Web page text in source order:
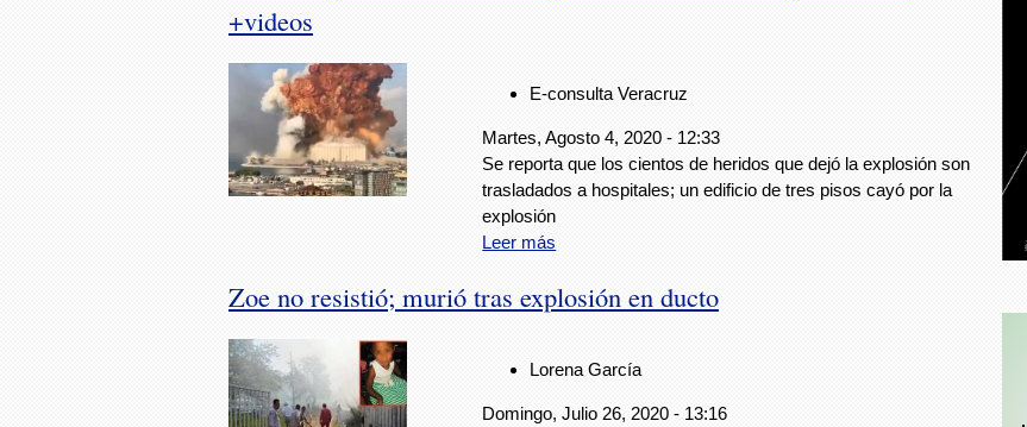
+videos
E-consulta Veracruz
Martes, Agosto 4, 2020 - 12:33
Se reporta que los cientos de heridos que dejó la explosión son
trasladados a hospitales; un edificio de tres pisos cayó por la
explosión
Leer más
Zoe no resistió; murió tras explosión en ducto
Lorena García
Domingo, Julio 26, 2020 - 13:16